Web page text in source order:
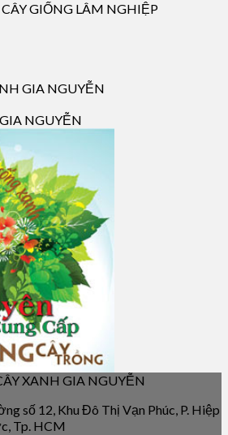
GIỐNG LÂM NGHIỆP
GIA NGUYỄN
NGUYỄN
XANH GIA NGUYỄN
số 12, Khu Đô Thị Vạn Phúc, P. Hiệp
Tp. HCM